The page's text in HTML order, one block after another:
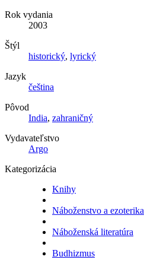
Rok vydania
2003
Štýl
historický, lyrický
Jazyk
čeština
Pôvod
India, zahraničný
Vydavateľstvo
Argo
Kategorizácia
Knihy
Náboženstvo a ezoterika
Náboženská literatúra
Budhizmus